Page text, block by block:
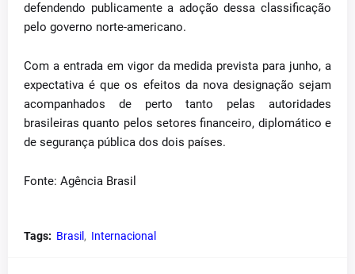
defendendo publicamente a adoção dessa classificação
pelo governo norte-americano.
Com a entrada em vigor da medida prevista para junho, a
expectativa é que os efeitos da nova designação sejam
acompanhados de perto tanto pelas autoridades
brasileiras quanto pelos setores financeiro, diplomático e
de segurança pública dos dois países.
Fonte: Agência Brasil
Tags: Brasil Internacional